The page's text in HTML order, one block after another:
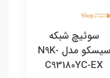
سوئیچ شبکه
سیسکو مدل N9K-
C93180YC-EX